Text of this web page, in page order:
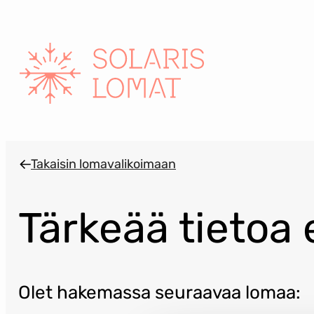
Takaisin lomavalikoimaan
Tärkeää tietoa
Olet hakemassa seuraavaa lomaa: